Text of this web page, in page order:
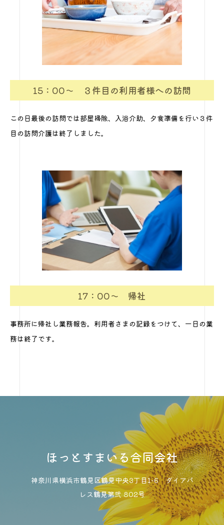
15：00～ ３件目の利用者様への訪問
この日最後の訪問では部屋掃除、入浴介助、夕食準備を行い３件
目の訪問介護は終了しました。
17：00～ 帰社
事務所に帰社し業務報告。利用者さまの記録をつけて、一日の業
務は終了です。
ほっとすまいる合同会社
神奈川県横浜市鶴見区鶴見中央3丁目1-6 ダイアパ
レス鶴見第弐 802号